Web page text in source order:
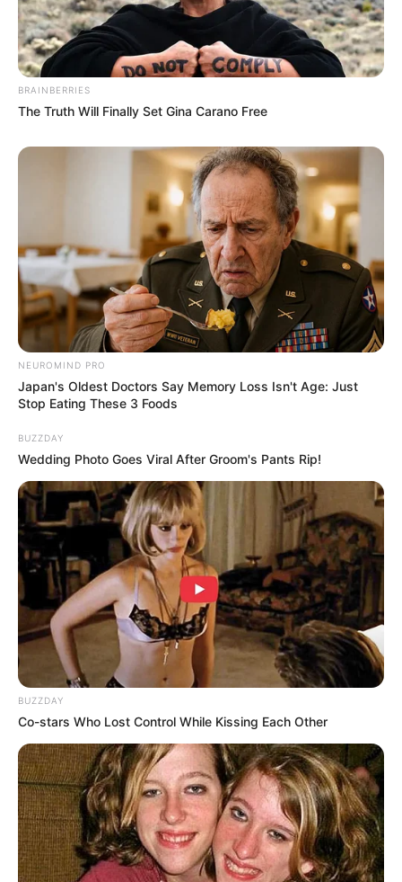
Ia akan memerankan Kim Moo Young, pria yang kehilangan
ingatan masa kecilnya dan berakhir jatuh cinta dengan adik
Para Pemeran Utama Drama The Smile Has Left
4. Lawan mainnya adalah artis cantik Jung So Min
(foto: koreandrama)
Sejak penampilan terakhirnya di Because This is My First Life
BRAINBERRIES
The Truth Will Finally Set Gina Carano Free
NEUROMIND PRO
Japan's Oldest Doctors Say Memory Loss Isn't Age: Just
Stop Eating These 3 Foods
BUZZDAY
Wedding Photo Goes Viral After Groom's Pants Rip!
BUZZDAY
Co-stars Who Lost Control While Kissing Each Other